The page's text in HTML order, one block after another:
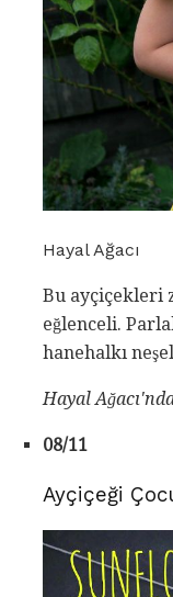
Hayal Ağacı
Bu ayçiçekleri
eğlenceli.
hanehalkı
Hayal
08/11
Ayçiçeği